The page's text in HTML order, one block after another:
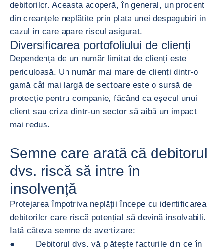
debitorilor. Aceasta acoperă, în general, un procent
din creanțele neplătite prin plata unei despagubiri in
cazul in care apare riscul asigurat.
Diversificarea portofoliului de clienți
Dependența de un număr limitat de clienți este
periculoasă. Un număr mai mare de clienți dintr-o
gamă cât mai largă de sectoare este o sursă de
protecție pentru companie, făcând ca eșecul unui
client sau criza dintr-un sector să aibă un impact
mai redus.
Semne care arată că debitorul
dvs. riscă să intre în
insolvență
Protejarea împotriva neplății începe cu identificarea
debitorilor care riscă potențial să devină insolvabili.
Iată câteva semne de avertizare:
● Debitorul dvs. vă plătește facturile din ce în